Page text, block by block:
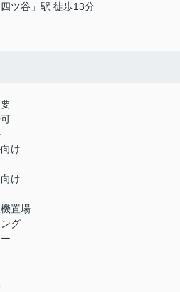
四ツ谷 」駅 徒歩13分
け
け
置場
グ